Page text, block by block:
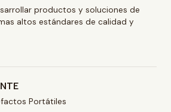
productos y soluciones de
altos estándares de calidad y
Portátiles